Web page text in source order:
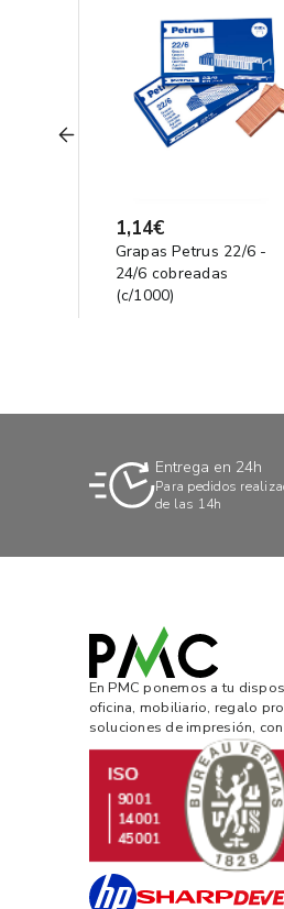
1,14€
Grapas Petrus 22/6 -
24/6 cobreadas
(c/1000)
Entrega en 24h
Para pedidos
de las 14h
En PMC ponemos a tu
oficina, mobiliario, regalo
soluciones de impresión,